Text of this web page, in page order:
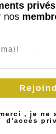
Caviar Baeri
privés
nos
, je ne
d'accès